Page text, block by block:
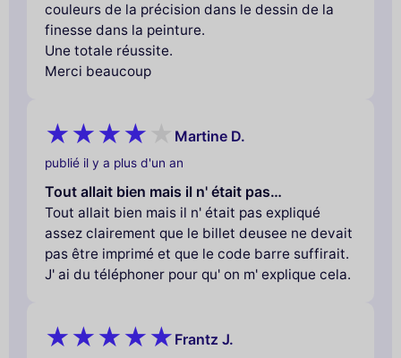
couleurs de la précision dans le dessin de la
finesse dans la peinture.
Une totale réussite.
Merci beaucoup
Martine D.
publié il y a plus d'un an
Tout allait bien mais il n' était pas…
Tout allait bien mais il n' était pas expliqué
assez clairement que le billet deusee ne devait
pas être imprimé et que le code barre suffirait.
J' ai du téléphoner pour qu' on m' explique cela.
Frantz J.